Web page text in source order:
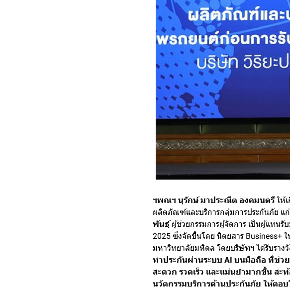
ฯพณฯ นุรักษ์ มาประณีต องคมนตรี ให้
ผลิตภัณฑ์และบริการกลุ่มการประกันภัย แก่
พันธุ์ผู้ช่วยกรรมการผู้จัดการ เป็นผู้แทนรับ
2025 ซึ่งจัดขึ้นโดย นิตยสาร Business+
มหาวิทยาลัยมหิดล โดยบริษัทฯ ได้รับราง
ทำประกันผ่านระบบ AI บนมือถือ ที่ช่ว
สะดวก รวดเร็ว และแม่นยำมากขึ้น ส
นวัตกรรมบริการด้านประกันภัย ให้ตอ